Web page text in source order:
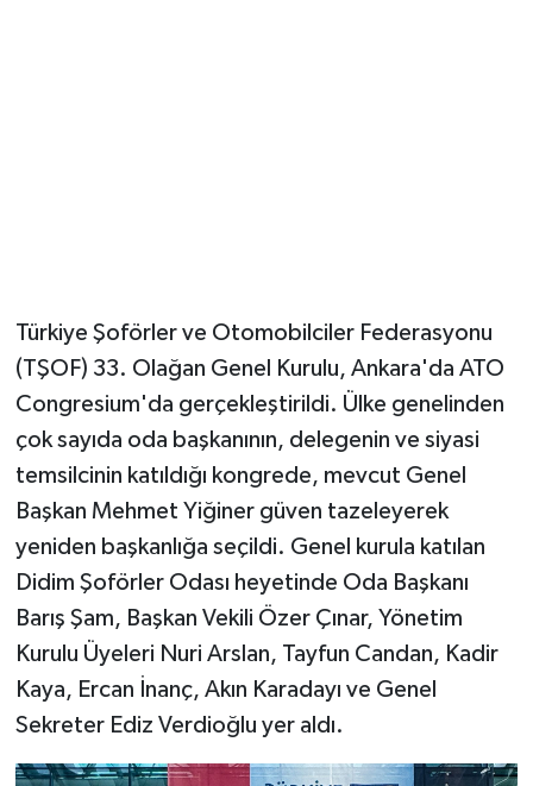
Türkiye Şoförler ve Otomobilciler Federasyonu
(TŞOF) 33. Olağan Genel Kurulu, Ankara'da ATO
Congresium'da gerçekleştirildi. Ülke genelinden
çok sayıda oda başkanının, delegenin ve siyasi
temsilcinin katıldığı kongrede, mevcut Genel
Başkan Mehmet Yiğiner güven tazeleyerek
yeniden başkanlığa seçildi. Genel kurula katılan
Didim Şoförler Odası heyetinde Oda Başkanı
Barış Şam, Başkan Vekili Özer Çınar, Yönetim
Kurulu Üyeleri Nuri Arslan, Tayfun Candan, Kadir
Kaya, Ercan İnanç, Akın Karadayı ve Genel
Sekreter Ediz Verdioğlu yer aldı.